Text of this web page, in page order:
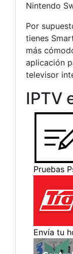
Nintendo
Por
tienes
más
aplicación
televisor
IPTV